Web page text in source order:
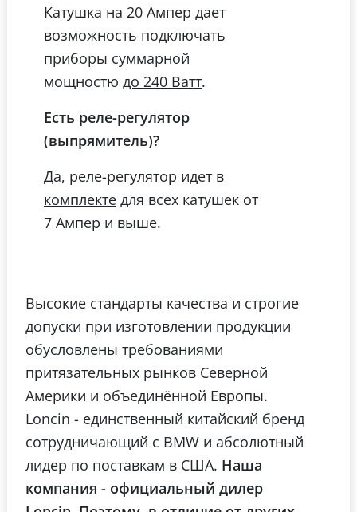
Катушка на 20 Ампер дает
возможность подключать
приборы суммарной
мощностю до 240 Ватт.
Есть реле-регулятор
(выпрямитель)?
Да, реле-регулятор идет в
комплекте для всех катушек от
7 Ампер и выше.
Высокие стандарты качества и строгие
допуски при изготовлении продукции
обусловлены требованиями
притязательных рынков Северной
Америки и объединённой Европы.
Loncin - единственный китайский бренд
сотрудничающий с BMW и абсолютный
лидер по поставкам в США. Наша
компания - официальный дилер